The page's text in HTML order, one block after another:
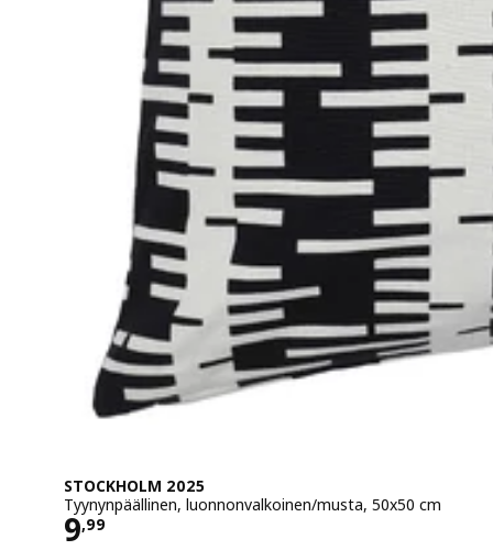
STOCKHOLM 2025
Tyynynpäällinen, luonnonvalkoinen/musta, 50x50 cm
9,99
Hinta 9,99